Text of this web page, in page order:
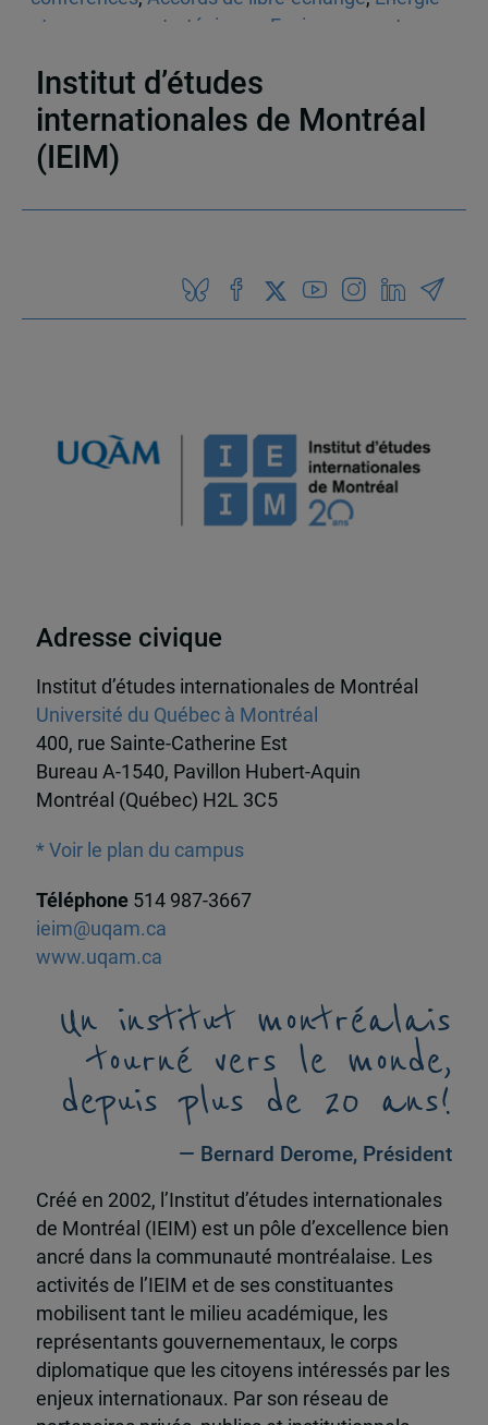
et ressources stratégiques
Environnement
Institut d’études
internationales de Montréal
(IEIM)
Adresse civique
Institut d’études internationales de Montréal
Université du Québec à Montréal
400, rue Sainte-Catherine Est
Bureau A-1540, Pavillon Hubert-Aquin
Montréal (Québec) H2L 3C5
* Voir le plan du campus
Téléphone 514 987-3667
ieim@uqam.ca
www.uqam.ca
Un institut montréalais
tourné vers le monde,
depuis plus de 20 ans!
— Bernard Derome, Président
Créé en 2002, l’Institut d’études internationales
de Montréal (IEIM) est un pôle d’excellence bien
ancré dans la communauté montréalaise. Les
activités de l’IEIM et de ses constituantes
mobilisent tant le milieu académique, les
représentants gouvernementaux, le corps
diplomatique que les citoyens intéressés par les
enjeux internationaux. Par son réseau de